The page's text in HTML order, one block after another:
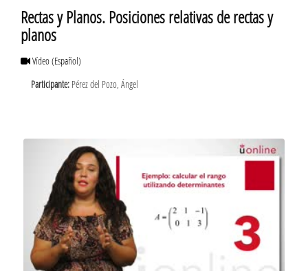
Rectas y Planos. Posiciones relativas de rectas y
planos
Vídeo(Español)
Participante: Pérez del Pozo, Ángel